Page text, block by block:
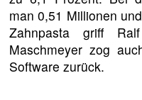
man 0,51 Millionen
Zahnpasta griff
Maschmeyer zog
Software zurück.